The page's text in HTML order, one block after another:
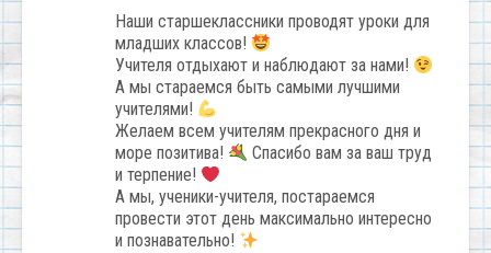
Наши старшеклассники проводят уроки для
младших классов!
Учителя отдыхают и наблюдают за нами!
А мы стараемся быть самыми лучшими
учителями!
Желаем всем учителям прекрасного дня и
море позитива!
Спасибо вам за ваш труд
и терпение!
А мы, ученики-учителя, постараемся
провести этот день максимально интересно
и познавательно!